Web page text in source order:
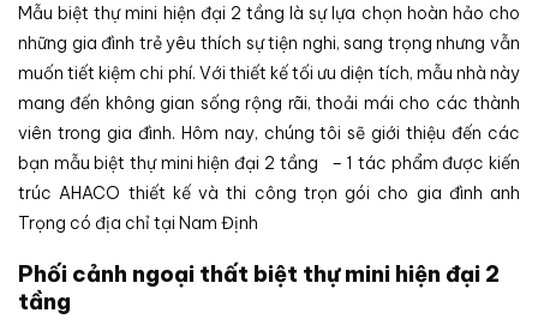
Mẫu biệt thự mini hiện đại 2 tầng là sự lựa chọn hoàn hảo cho
những gia đình trẻ yêu thích sự tiện nghi, sang trọng nhưng vẫn
muốn tiết kiệm chi phí. Với thiết kế tối ưu diện tích, mẫu nhà này
mang đến không gian sống rộng rãi, thoải mái cho các thành
viên trong gia đình. Hôm nay, chúng tôi sẽ giới thiệu đến các
bạn mẫu biệt thự mini hiện đại 2 tầng – 1 tác phẩm được kiến
trúc AHACO thiết kế và thi công trọn gói cho gia đình anh
Trọng có địa chỉ tại Nam Định
Phối cảnh ngoại thất biệt thự mini hiện đại 2
tầng